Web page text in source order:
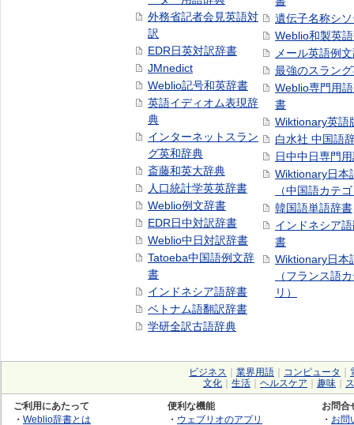
外務省記者会見英語対
訳
EDR日英対訳辞書
JMnedict
Weblio記号和英辞書
英語イディオム表現辞
典
インターネットスラン
グ英和辞典
斎藤和英大辞典
人口統計学英英辞書
Weblio例文辞書
EDR日中対訳辞書
Weblio中日対訳辞書
Tatoeba中国語例文辞
書
インドネシア語辞書
ベトナム語翻訳辞書
学研全訳古語辞典
遺伝子名称シ
Weblio和製英
メール英語例
最強のスラン
Weblio専門用
書
Wiktionary英語
白水社 中国語
日中中日専門
Wiktionary日本
（中国語カテ
韓国語単語辞書
インドネシア
書
Wiktionary日本
（フランス語
リ）
ビジネス 業界用語 コンピュータ
文化
生活 ヘルスケア 趣味
ご利用にあたって
・ Weblio辞書とは
便利な機能
・ ウェブリオのアプリ
お問合
・ お問